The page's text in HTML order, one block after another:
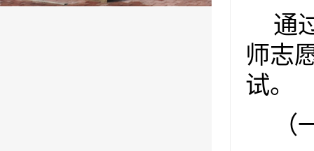
通
师志
试。